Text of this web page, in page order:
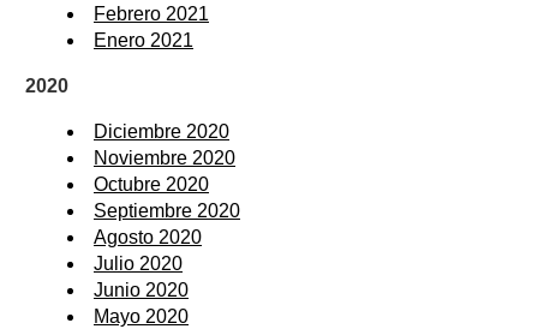
Febrero 2021
Enero 2021
2020
Diciembre 2020
Noviembre 2020
Octubre 2020
Septiembre 2020
Agosto 2020
Julio 2020
Junio 2020
Mayo 2020